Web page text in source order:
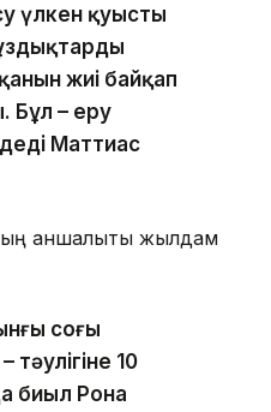
үлкен қуысты
жиі байқап
Бұл – еру
Маттиас
қаншалықты жылдам
соңғы
10
биыл Рона